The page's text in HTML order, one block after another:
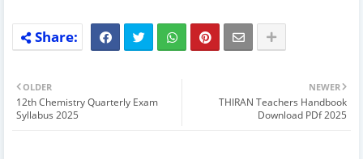
NEWER
THIRAN Teachers Handbook
Download PDf 2025
OLDER
12th Chemistry Quarterly Exam
Syllabus 2025